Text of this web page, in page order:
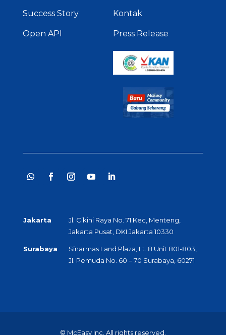
Success Story
Open API
Kontak
Press Release
Jakarta
Jl. Cikini Raya No. 71 Kec, Menteng,
Jakarta Pusat, DKI Jakarta 10330
Surabaya
Sinarmas Land Plaza, Lt. 8 Unit 801-803,
Jl. Pemuda No. 60 – 70 Surabaya, 60271
© McEasy Inc. All rights reserved.